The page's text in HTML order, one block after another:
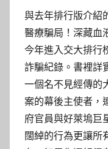
與去年排行版介紹
醫療騙局！深藏血
今年進入交大排行
詐騙紀錄。書裡詳
一個名不見經傳的
案的幕後主使者，
府官員與好萊塢巨
闊綽的行為更讓所